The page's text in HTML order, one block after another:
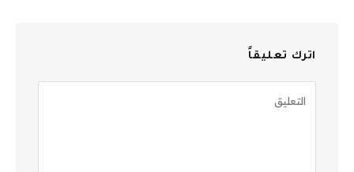
اترك تعليقاً